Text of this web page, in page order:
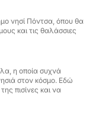
σκάφος για να
των νησιών.
ήλιο στο ευρύχωρο
απίστευτα καθαρά
SUP και τα
απόλυτης
νησί Πόντσα, όπου θα
και τις θαλάσσιες
η οποία συχνά
στον κόσμο. Εδώ
πισίνες και να